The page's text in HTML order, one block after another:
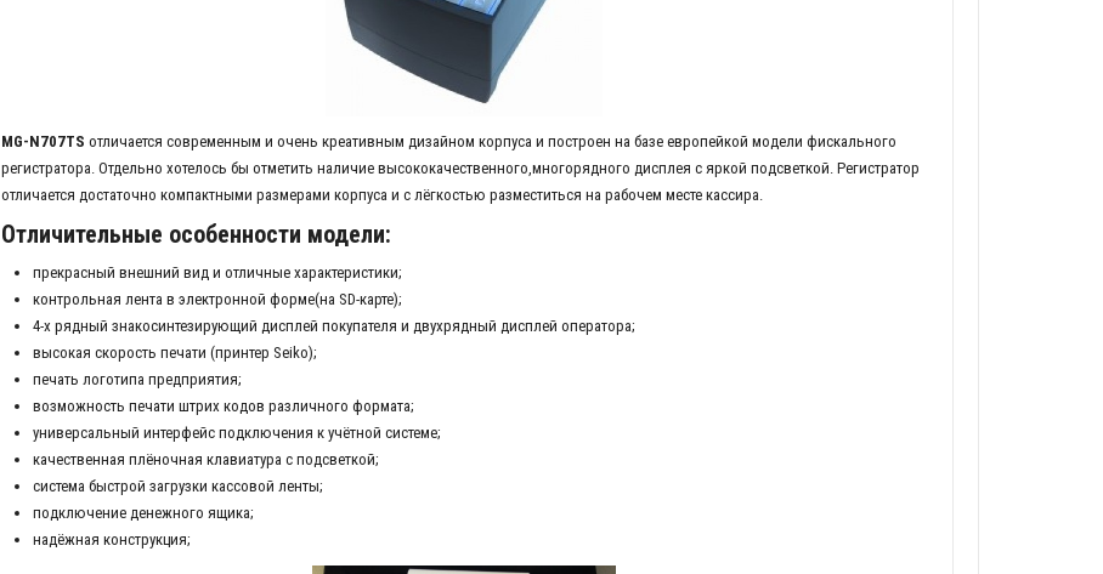
MG-N707TS отличается современным и очень креативным дизайном корпуса и построен на базе европейкой модели фискального
регистратора. Отдельно хотелось бы отметить наличие высококачественного,многорядного дисплея с яркой подсветкой. Регистратор
отличается достаточно компактными размерами корпуса и с лёгкостью разместиться на рабочем месте кассира.
Отличительные особенности модели:
прекрасный внешний вид и отличные характеристики;
контрольная лента в электронной форме(на SD-карте);
4-х рядный знакосинтезирующий дисплей покупателя и двухрядный дисплей оператора;
высокая скорость печати (принтер Seiko);
печать логотипа предприятия;
возможность печати штрих кодов различного формата;
универсальный интерфейс подключения к учётной системе;
качественная плёночная клавиатура с подсветкой;
система быстрой загрузки кассовой ленты;
подключение денежного ящика;
надёжная конструкция;